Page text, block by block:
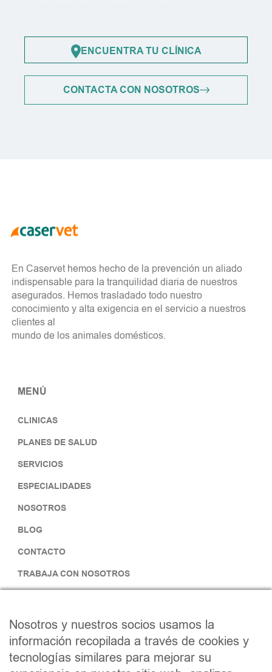
ENCUENTRA TU CLÍNICA
CONTACTA CON NOSOTROS
En Caservet hemos hecho de la prevención un aliado
indispensable para la tranquilidad diaria de nuestros
asegurados. Hemos trasladado todo nuestro
conocimiento y alta exigencia en el servicio a nuestros
clientes al
mundo de los animales domésticos.
MENÚ
CLINICAS
PLANES DE SALUD
SERVICIOS
ESPECIALIDADES
NOSOTROS
BLOG
CONTACTO
TRABAJA CON NOSOTROS
F
a
I
n
Nosotros y nuestros socios usamos la
información recopilada a través de cookies y
tecnologías similares para mejorar su